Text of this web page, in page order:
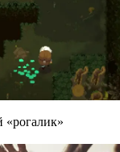
«рогалик»